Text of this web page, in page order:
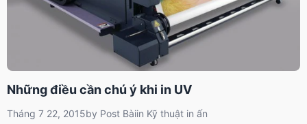
Những điều cần chú ý khi in UV
Tháng 7 22, 2015by Post Bàiin Kỹ thuật in ấn